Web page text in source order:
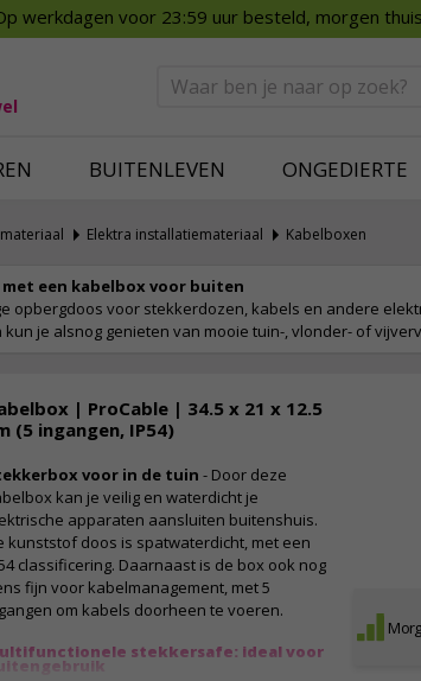
werkdagen voor 23:59 uur besteld, morgen
BUITENLEVEN ONGEDIERTE
Smart Home
Deurbellen
Elektra installatiemateriaal Kabelboxen
een kabelbox voor buiten
opbergdoos voor stekkerdozen, kabels en andere
je alsnog genieten van mooie tuin-, vlonder- of
| ProCable | 34.5 x 21 x 12.5
(5 ingangen, IP54)
voor in de tuin- Door deze
kan je veilig en waterdicht je
apparaten aansluiten buitenshuis.
kunststof doos is spatwaterdicht, met een
classificering. Daarnaast is de box ook nog
fijn voor kabelmanagement, met 5
om kabels doorheen te voeren.
stekkersafe: ideal voor